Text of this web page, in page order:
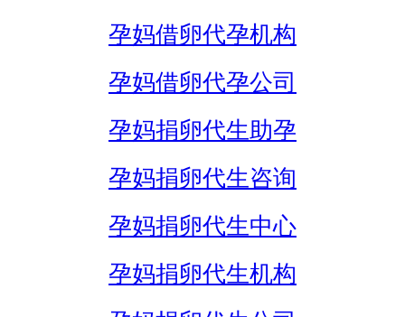
孕妈借卵代孕机构
孕妈借卵代孕公司
孕妈捐卵代生助孕
孕妈捐卵代生咨询
孕妈捐卵代生中心
孕妈捐卵代生机构